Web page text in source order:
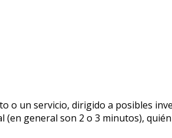
o un servicio, dirigido a posibles
(en general son 2 o 3 minutos), quién